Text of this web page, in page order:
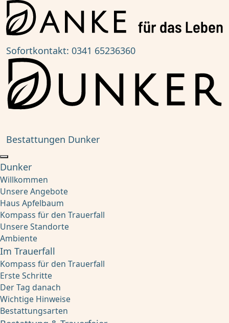
Sofortkontakt: 0341 65236360
Bestattungen Dunker
Dunker
Willkommen
Unsere Angebote
Haus Apfelbaum
Kompass für den Trauerfall
Unsere Standorte
Ambiente
Im Trauerfall
Kompass für den Trauerfall
Erste Schritte
Der Tag danach
Wichtige Hinweise
Bestattungsarten